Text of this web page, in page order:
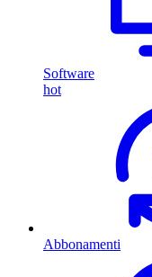
Software
hot
Abbonamenti